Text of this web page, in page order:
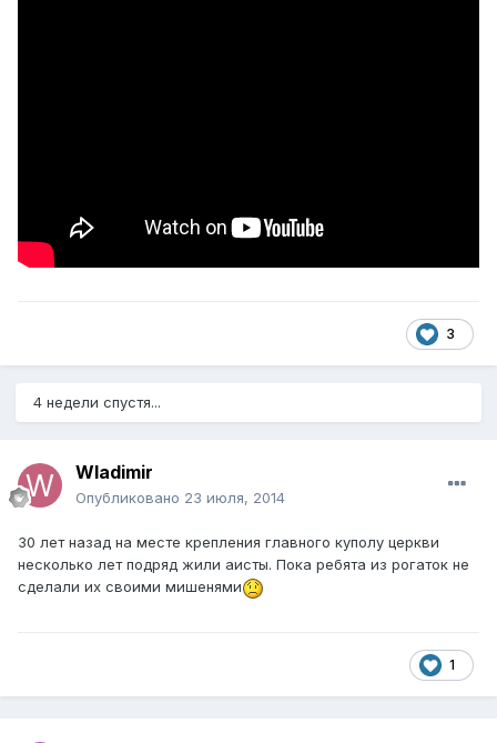
3
4 недели спустя...
Wladimir
Опубликовано 23 июля, 2014
30 лет назад на месте крепления главного куполу церкви
несколько лет подряд жили аисты. Пока ребята из рогаток не
сделали их своими мишенями
1